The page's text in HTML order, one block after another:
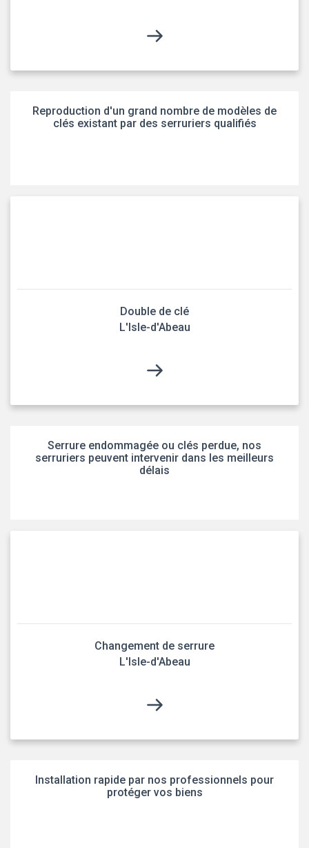
Reproduction d'un grand nombre de modèles de
clés existant par des serruriers qualifiés
Double de clé
L'Isle-d'Abeau
Serrure endommagée ou clés perdue, nos
serruriers peuvent intervenir dans les meilleurs
délais
Changement de serrure
L'Isle-d'Abeau
Installation rapide par nos professionnels pour
protéger vos biens